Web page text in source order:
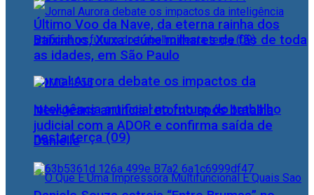
Jornal Aurora debate os impactos da
inteligência artificial no futuro do trabalho
nesta terça (09)
Último Voo da Nave, da eterna rainha dos
Baixinhos, Xuxa reúne milhares de fãs de toda
as idades, em São Paulo
NewJeans anuncia retorno após batalha
judicial com a ADOR e confirma saída de
Danielle